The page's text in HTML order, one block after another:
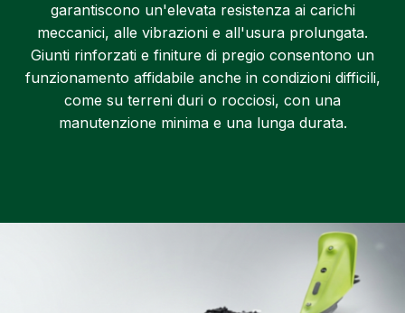
garantiscono un'elevata resistenza ai carichi
meccanici, alle vibrazioni e all'usura prolungata.
Giunti rinforzati e finiture di pregio consentono un
funzionamento affidabile anche in condizioni difficili,
come su terreni duri o rocciosi, con una
manutenzione minima e una lunga durata.